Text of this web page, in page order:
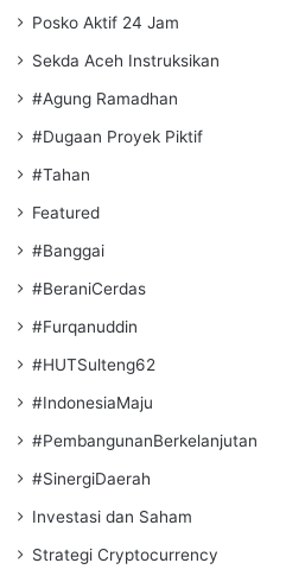
Posko Aktif 24 Jam
Sekda Aceh Instruksikan
#Agung Ramadhan
#Dugaan Proyek Piktif
#Tahan
Featured
#Banggai
#BeraniCerdas
#Furqanuddin
#HUTSulteng62
#IndonesiaMaju
#PembangunanBerkelanjutan
#SinergiDaerah
Investasi dan Saham
Strategi Cryptocurrency